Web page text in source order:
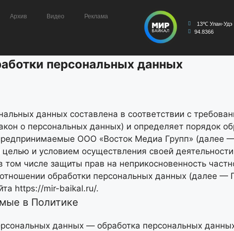
Архив Видео Реклама
13℃ Улан-Удэ
94.8366
персональных данных
данных составлена в соответствии с
о персональных данных) и определяет порядок
ООО «Восток Медиа Групп» (далее
и условием осуществления своей
том числе защиты прав на неприкосновенность
обработки персональных данных (далее
https://mir-baikal.ru/.
в Политике
данных — обработка персональных